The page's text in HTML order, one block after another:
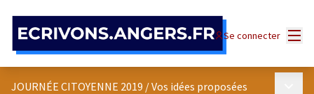
Se connecter
JOURNÉE CITOYENNE 2019 /Vos idées proposées